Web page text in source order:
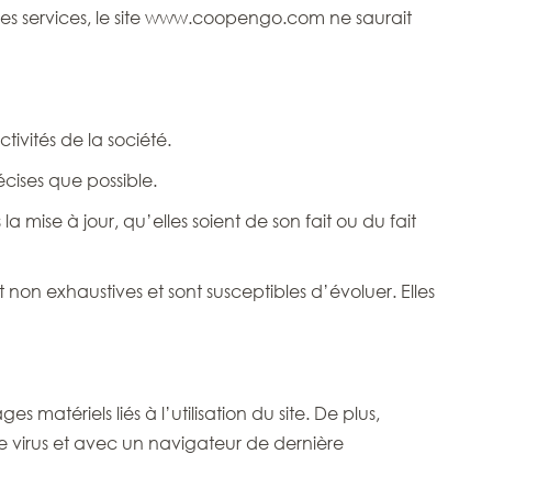
services, le site www.coopengo.com ne saurait
de la société.
que possible.
mise à jour, qu’elles soient de son fait ou du fait
exhaustives et sont susceptibles d’évoluer. Elles
matériels liés à l’utilisation du site. De plus,
virus et avec un navigateur de dernière